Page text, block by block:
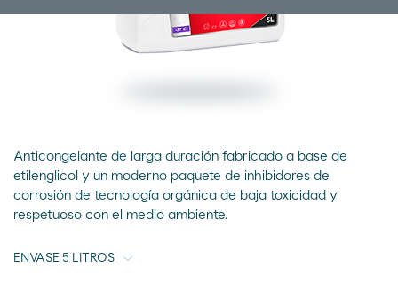
Anticongelante de larga duración fabricado a base de
etilenglicol y un moderno paquete de inhibidores de
corrosión de tecnología orgánica de baja toxicidad y
respetuoso con el medio ambiente.